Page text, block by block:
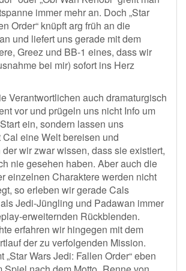
immer mehr an. Doch „Star
Order“ knüpft arg früh an die
und liefert uns gerade mit dem
Greez und BB-1 eines, dass wir
bei mir) sofort ins Herz
Verantwortlichen auch dramaturgisch
vor und prügeln uns nicht Info um
ein, sondern lassen uns
eine Welt bereisen und
wir zwar wissen, dass sie existiert,
nie gesehen haben. Aber auch die
einzelnen Charaktere werden nicht
so erleben wir gerade Cals
Jedi-Jüngling und Padawan immer
erweiternden Rückblenden.
erfahren wir hingegen mit dem
der zu verfolgenden Mission.
„Star Wars Jedi: Fallen Order“ eben